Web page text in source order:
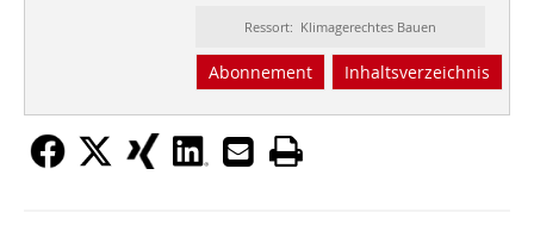
Ressort: Klimagerechtes Bauen
Abonnement Inhaltsverzeichnis